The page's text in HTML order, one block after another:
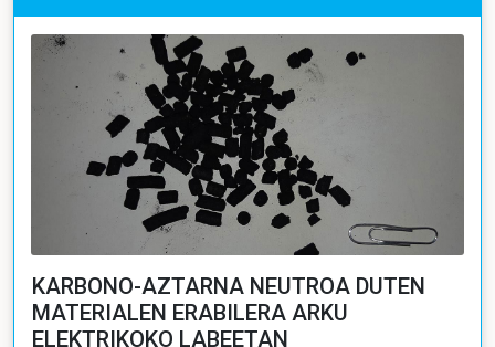
KARBONO-AZTARNA NEUTROA DUTEN
MATERIALEN ERABILERA ARKU
ELEKTRIKOKO LABEETAN